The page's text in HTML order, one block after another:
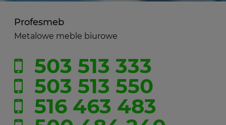
Profesmeb
Metalowe meble biurowe
503 513 333
503 513 550
516 463 483